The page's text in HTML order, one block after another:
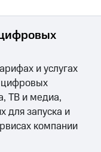
и услугах
цифровых
ТВ и медиа,
для запуска и
компании